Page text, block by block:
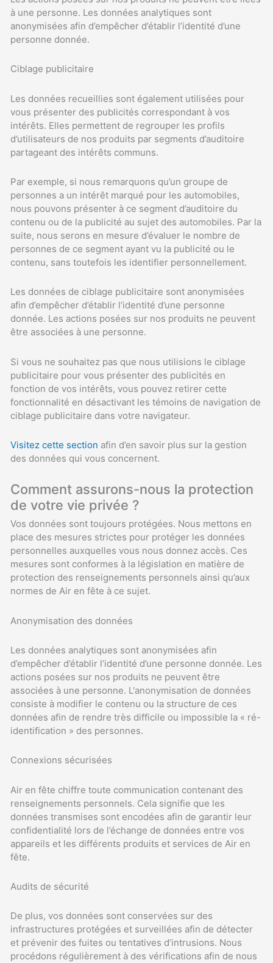
à une personne. Les données analytiques sont
anonymisées afin d’empêcher d’établir l’identité d’une
personne donnée.
Ciblage publicitaire
Les données recueillies sont également utilisées pour
vous présenter des publicités correspondant à vos
intérêts. Elles permettent de regrouper les profils
d’utilisateurs de nos produits par segments d’auditoire
partageant des intérêts communs.
Par exemple, si nous remarquons qu’un groupe de
personnes a un intérêt marqué pour les automobiles,
nous pouvons présenter à ce segment d’auditoire du
contenu ou de la publicité au sujet des automobiles. Par la
suite, nous serons en mesure d’évaluer le nombre de
personnes de ce segment ayant vu la publicité ou le
contenu, sans toutefois les identifier personnellement.
Les données de ciblage publicitaire sont anonymisées
afin d’empêcher d’établir l’identité d’une personne
donnée. Les actions posées sur nos produits ne peuvent
être associées à une personne.
Si vous ne souhaitez pas que nous utilisions le ciblage
publicitaire pour vous présenter des publicités en
fonction de vos intérêts, vous pouvez retirer cette
fonctionnalité en désactivant les témoins de navigation de
ciblage publicitaire dans votre navigateur.
Visitez cette section afin d’en savoir plus sur la gestion
des données qui vous concernent.
Comment assurons-nous la protection
de votre vie privée ?
Vos données sont toujours protégées. Nous mettons en
place des mesures strictes pour protéger les données
personnelles auxquelles vous nous donnez accès. Ces
mesures sont conformes à la législation en matière de
protection des renseignements personnels ainsi qu’aux
normes de Air en fête à ce sujet.
Anonymisation des données
Les données analytiques sont anonymisées afin
d’empêcher d’établir l’identité d’une personne donnée. Les
actions posées sur nos produits ne peuvent être
associées à une personne. L'anonymisation de données
consiste à modifier le contenu ou la structure de ces
données afin de rendre très difficile ou impossible la « ré-
identification » des personnes.
Connexions sécurisées
Air en fête chiffre toute communication contenant des
renseignements personnels. Cela signifie que les
données transmises sont encodées afin de garantir leur
confidentialité lors de l’échange de données entre vos
appareils et les différents produits et services de Air en
fête.
Audits de sécurité
De plus, vos données sont conservées sur des
infrastructures protégées et surveillées afin de détecter
et prévenir des fuites ou tentatives d’intrusions. Nous
procédons régulièrement à des vérifications afin de nous